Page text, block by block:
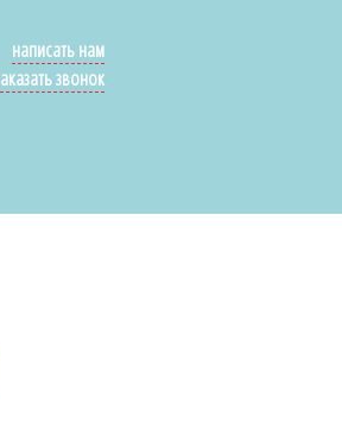
написать нам
звонок